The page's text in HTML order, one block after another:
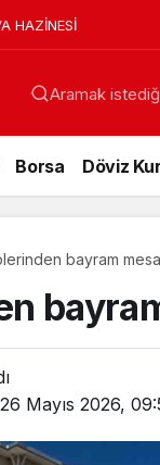
Erdoğan’a
Yakalandı
Aramak
Borsa Döviz
bayram
26 Mayıs 2026,